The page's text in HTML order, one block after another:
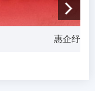
惠企纾困